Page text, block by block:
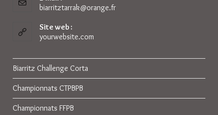
biarritztarrak@orange.frS’ouvre
Site web :
yourwebsite.com
Biarritz Challenge Corta
Championnats CTPBPB
Championnats FFPB